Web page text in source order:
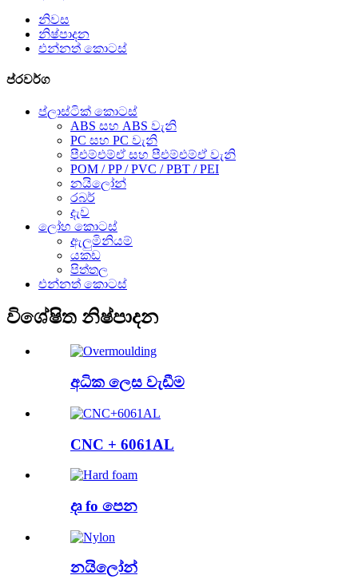
නිවස
නිෂ්පාදන
එන්නත් කොටස්
ප්රවර්ග
ප්ලාස්ටික් කොටස්
ABS සහ ABS වැනි
PC සහ PC වැනි
පීඑම්එම්ඒ සහ පීඑම්එම්ඒ වැනි
POM / PP / PVC / PBT / PEI
නයිලෝන්
රබර්
දැව
ලෝහ කොටස්
ඇලුමිනියම්
යකඩ
පිත්තල
එන්නත් කොටස්
විශේෂිත නිෂ්පාදන
අධික ලෙස වැඩීම
CNC + 6061AL
දෘ fo පෙන
නයිලෝන්